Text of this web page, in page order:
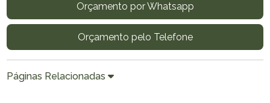
Orçamento por Whatsapp
Orçamento pelo Telefone
Páginas Relacionadas